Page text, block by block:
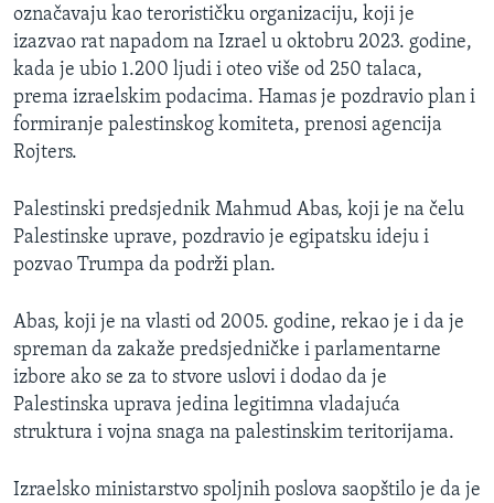
označavaju kao terorističku organizaciju, koji je
izazvao rat napadom na Izrael u oktobru 2023. godine,
kada je ubio 1.200 ljudi i oteo više od 250 talaca,
prema izraelskim podacima. Hamas je pozdravio plan i
formiranje palestinskog komiteta, prenosi agencija
Rojters.
Palestinski predsjednik Mahmud Abas, koji je na čelu
Palestinske uprave, pozdravio je egipatsku ideju i
pozvao Trumpa da podrži plan.
Abas, koji je na vlasti od 2005. godine, rekao je i da je
spreman da zakaže predsjedničke i parlamentarne
izbore ako se za to stvore uslovi i dodao da je
Palestinska uprava jedina legitimna vladajuća
struktura i vojna snaga na palestinskim teritorijama.
Izraelsko ministarstvo spoljnih poslova saopštilo je da je